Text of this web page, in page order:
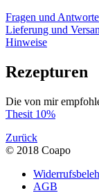
Fragen und
Lieferung und
Hinweise
Rezepturen
Die von mir
Thesit 10%
Zurück
© 2018 Coapo
AGB